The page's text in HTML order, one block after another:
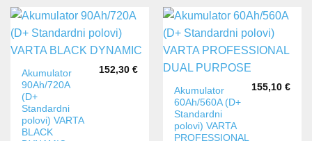
Akumulator
90Ah/720A
(D+
Standardni
polovi) VARTA
BLACK
152,30 €
Akumulator
60Ah/560A (D+
Standardni
polovi) VARTA
PROFESSIONAL
155,10 €